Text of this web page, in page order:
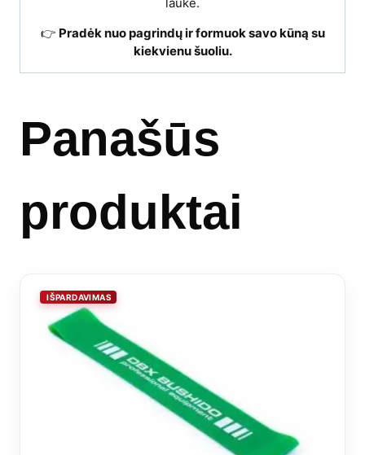
lauke.
👉 Pradėk nuo pagrindų ir formuok savo kūną su
kiekvienu šuoliu.
Panašūs
produktai